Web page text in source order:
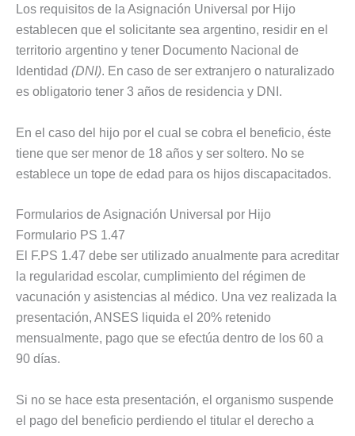
Los requisitos de la Asignación Universal por Hijo
establecen que el solicitante sea argentino, residir en el
territorio argentino y tener Documento Nacional de
Identidad (DNI). En caso de ser extranjero o naturalizado
es obligatorio tener 3 años de residencia y DNI.
En el caso del hijo por el cual se cobra el beneficio, éste
tiene que ser menor de 18 años y ser soltero. No se
establece un tope de edad para os hijos discapacitados.
Formularios de Asignación Universal por Hijo
Formulario PS 1.47
El F.PS 1.47 debe ser utilizado anualmente para acreditar
la regularidad escolar, cumplimiento del régimen de
vacunación y asistencias al médico. Una vez realizada la
presentación, ANSES liquida el 20% retenido
mensualmente, pago que se efectúa dentro de los 60 a
90 días.
Si no se hace esta presentación, el organismo suspende
el pago del beneficio perdiendo el titular el derecho a